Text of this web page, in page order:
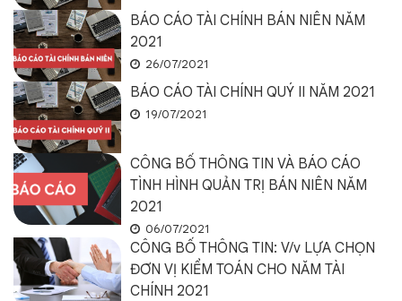
BÁO CÁO TÀI CHÍNH BÁN NIÊN NĂM
2021
26/07/2021
BÁO CÁO TÀI CHÍNH QUÝ II NĂM 2021
19/07/2021
CÔNG BỐ THÔNG TIN VÀ BÁO CÁO
TÌNH HÌNH QUẢN TRỊ BÁN NIÊN NĂM
2021
06/07/2021
CÔNG BỐ THÔNG TIN: V/v LỰA CHỌN
ĐƠN VỊ KIỂM TOÁN CHO NĂM TÀI
CHÍNH 2021